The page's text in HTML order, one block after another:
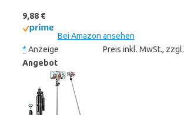
9,88 €
Bei Amazon ansehen
* Anzeige
Preis inkl. MwSt.,
Angebot